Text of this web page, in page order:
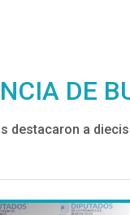
DE
destacaron a